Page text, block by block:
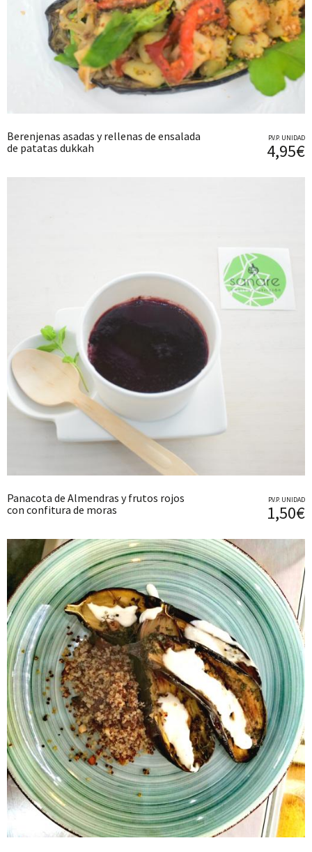
Berenjenas asadas y rellenas de ensalada
de patatas dukkah
P.V.P. UNIDAD
4,95€
Panacota de Almendras y frutos rojos
con confitura de moras
P.V.P. UNIDAD
1,50€